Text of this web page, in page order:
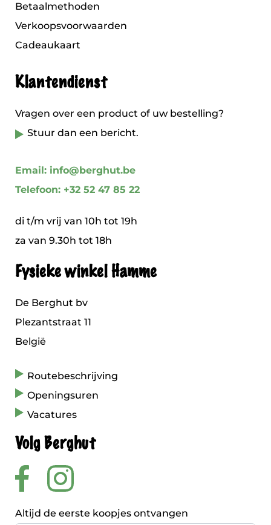
Betaalmethoden
Verkoopsvoorwaarden
Cadeaukaart
Klantendienst
Vragen over een product of uw bestelling?
Stuur dan een bericht.
Email: info@berghut.be
Telefoon: +32 52 47 85 22
di t/m vrij van 10h tot 19h
za van 9.30h tot 18h
Fysieke winkel Hamme
De Berghut bv
Plezantstraat 11
België
Routebeschrijving
Openingsuren
Vacatures
Volg Berghut
Altijd de eerste koopjes ontvangen